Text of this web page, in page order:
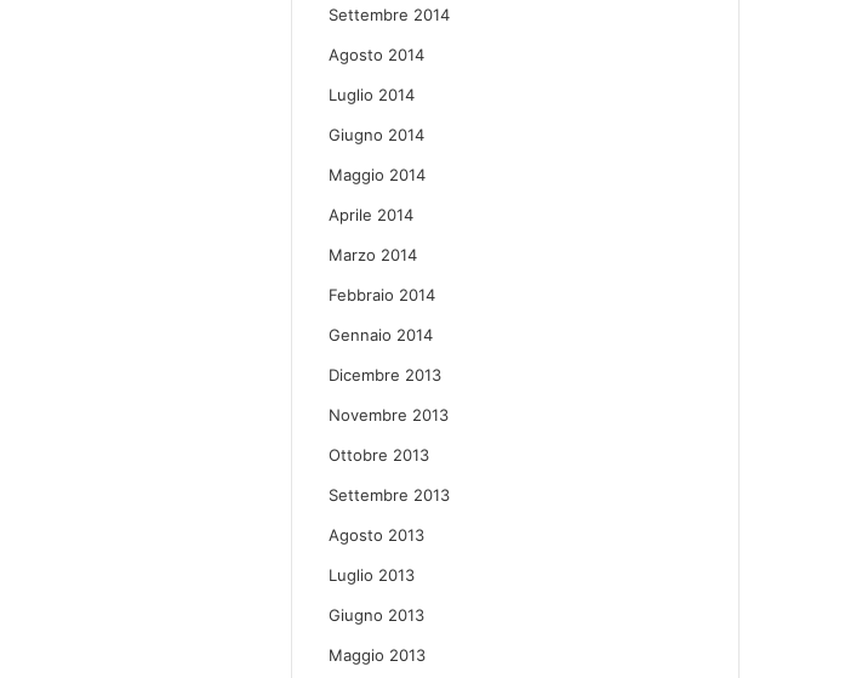
Settembre 2014
Agosto 2014
Luglio 2014
Giugno 2014
Maggio 2014
Aprile 2014
Marzo 2014
Febbraio 2014
Gennaio 2014
Dicembre 2013
Novembre 2013
Ottobre 2013
Settembre 2013
Agosto 2013
Luglio 2013
Giugno 2013
Maggio 2013